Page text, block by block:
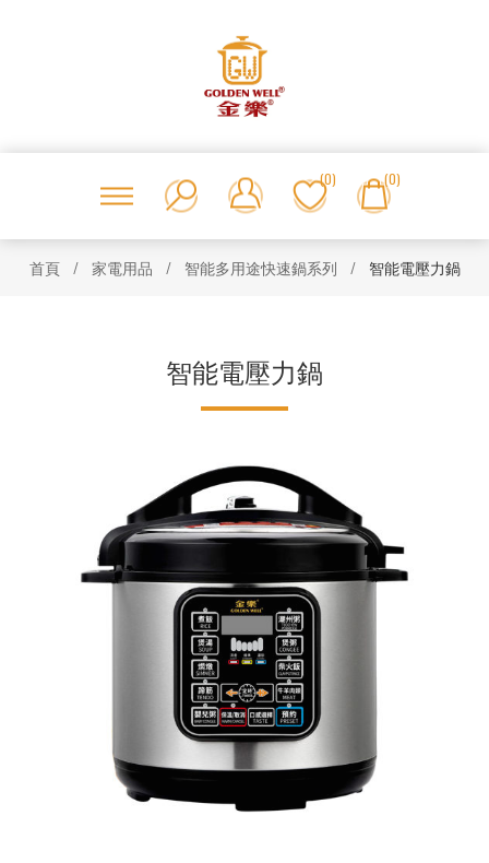
(0) (0)
首頁 / 家電用品 / 智能多用途快速鍋系列 / 智能電壓力鍋
智能電壓力鍋